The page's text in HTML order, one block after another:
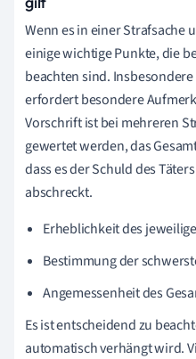
Wenn es in einer Strafsache
einige wichtige Punkte, die
beachten sind.
erfordert besondere
Vorschrift ist bei mehreren
gewertet werden, das
dass es der Schuld des
abschreckt.
Erheblichkeit des
Bestimmung der
Angemessenheit des
Es ist entscheidend zu
automatisch verhängt wird.